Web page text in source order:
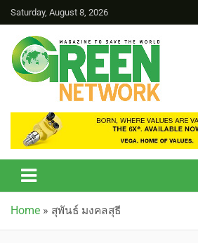
Saturday, August 8, 2026
Green Network
Home » สุพันธ์ มงคลสุธี